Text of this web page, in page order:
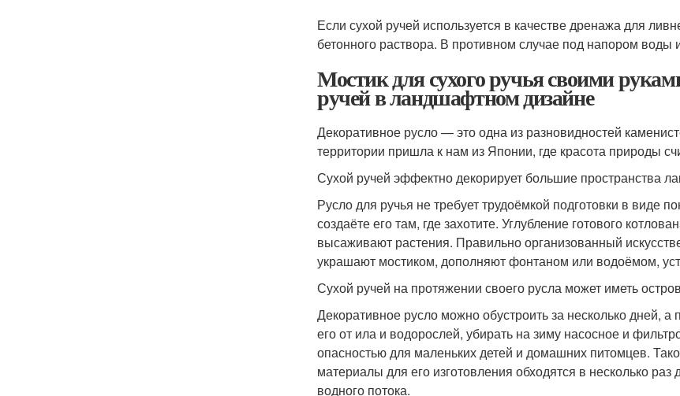
Если сухой ручей используется в качестве дренажа для
бетонного раствора. В противном случае под напором воды
Мостик для сухого ручья своими
ручей в ландшафтном дизайне
Декоративное русло — это одна из разновидностей
территории пришла к нам из Японии, где красота природы
Сухой ручей эффектно декорирует большие пространства
Русло для ручья не требует трудоёмкой подготовки в
создаёте его там, где захотите. Углубление готового
высаживают растения. Правильно организованный
украшают мостиком, дополняют фонтаном или водоёмом,
Сухой ручей на протяжении своего русла может иметь
Декоративное русло можно обустроить за несколько дней,
его от ила и водорослей, убирать на зиму насосное и
опасностью для маленьких детей и домашних питомцев.
материалы для его изготовления обходятся в несколько
водного потока.